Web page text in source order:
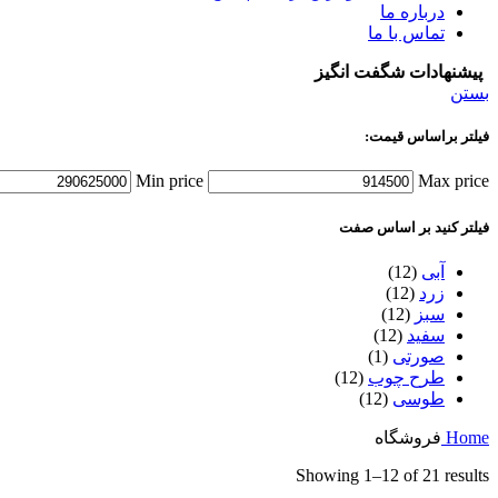
درباره ما
تماس با ما
پیشنهادات شگفت انگیز
بستن
فیلتر براساس قیمت:
Min price Max price
فیلتر کنید بر اساس صفت
آبی (12)
زرد (12)
سبز (12)
سفید (12)
صورتی (1)
طرح چوب (12)
طوسی (12)
Home فروشگاه
Showing 1–12 of 21 results